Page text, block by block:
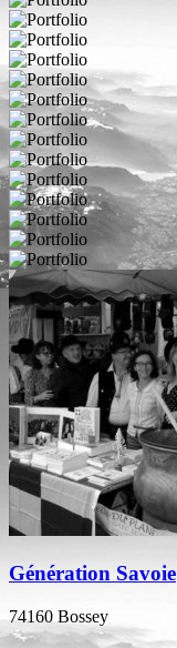
Génération Savoie
74160 Bossey